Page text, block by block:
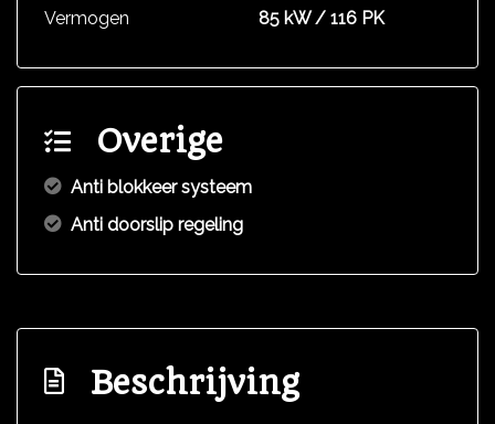
Vermogen
85 kW / 116 PK
Overige
Anti blokkeer systeem
Anti doorslip regeling
Beschrijving